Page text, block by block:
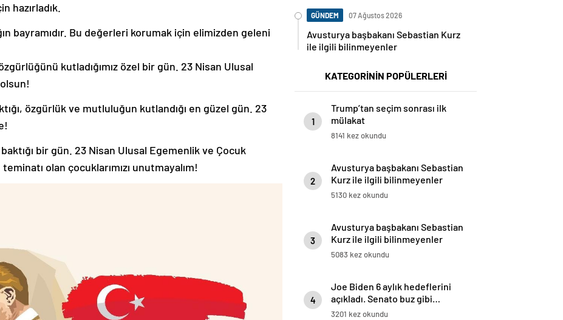
hazırladık.
bayramıdır. Bu değerleri korumak için elimizden geleni
kutladığımız özel bir gün. 23 Nisan Ulusal
özgürlük ve mutluluğun kutlandığı en güzel gün. 23
bir gün. 23 Nisan Ulusal Egemenlik ve Çocuk
olan çocuklarımızı unutmayalım!
GÜNDEM 07 Ağustos 2026
Avusturya başbakanı Sebastian Kurz
ile ilgili bilinmeyenler
KATEGORİNİN POPÜLERLERİ
1
Trump’tan seçim sonrası ilk
mülakat
8141 kez okundu
2
Avusturya başbakanı Sebastian
Kurz ile ilgili bilinmeyenler
5130 kez okundu
3
Avusturya başbakanı Sebastian
Kurz ile ilgili bilinmeyenler
5083 kez okundu
4
Joe Biden 6 aylık hedeflerini
açıkladı. Senato buz gibi…
3201 kez okundu